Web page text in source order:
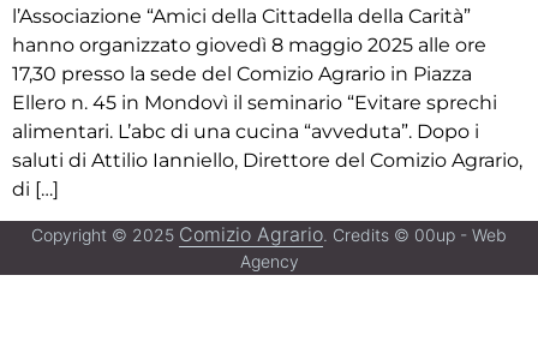
l’Associazione “Amici della Cittadella della Carità”
hanno organizzato giovedì 8 maggio 2025 alle ore
17,30 presso la sede del Comizio Agrario in Piazza
Ellero n. 45 in Mondovì il seminario “Evitare sprechi
alimentari. L’abc di una cucina “avveduta”. Dopo i
saluti di Attilio Ianniello, Direttore del Comizio Agrario,
di […]
Copyright © 2025 Comizio Agrario. Credits © 00up - Web
Agency